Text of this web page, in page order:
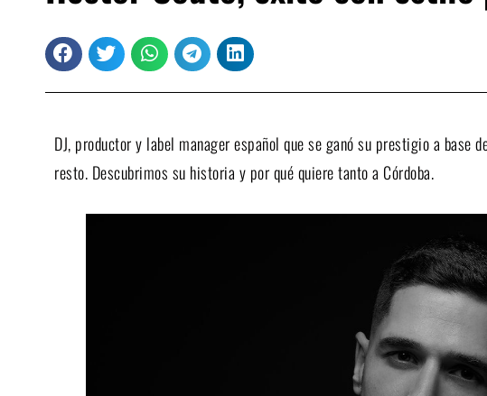
DJ, productor y label manager español que se ganó su prestigio a base
resto. Descubrimos su historia y por qué quiere tanto a Córdoba.